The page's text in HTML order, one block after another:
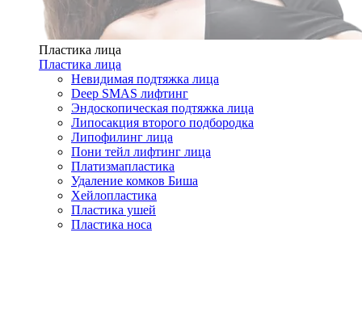
Пластика лица
Пластика лица
Невидимая подтяжка лица
Deep SMAS лифтинг
Эндоскопическая подтяжка лица
Липосакция второго подбородка
Липофилинг лица
Пони тейл лифтинг лица
Платизмапластика
Удаление комков Биша
Хейлопластика
Пластика ушей
Пластика носа